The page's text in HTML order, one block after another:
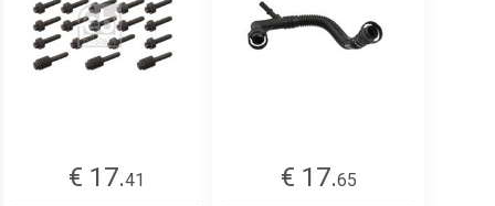
€ 17.41
€ 17.65